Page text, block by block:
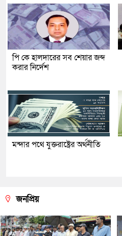
পি কে হালদারের সব শেয়ার জব্দ
করার নির্দেশ
মন্দার পথে যুক্তরাষ্ট্রের অর্থনীতি
জনপ্রিয়